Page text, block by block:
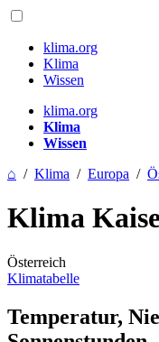
klima.org
Klima
Wissen
klima.org
Klima
Wissen
⌂ / Klima / Europa /
Klima
Österreich
Klimatabelle
Temperatur,